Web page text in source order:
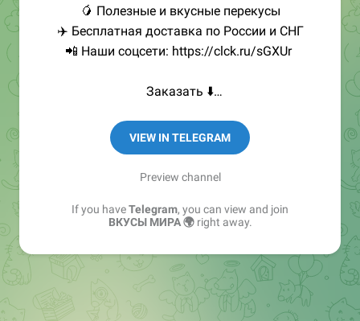
🥭 Полезные и вкусные перекусы
✈️ Бесплатная доставка по России и СНГ
📲 Наши соцсети: https://clck.ru/sGXUr
Заказать ⬇️
https://www.wildberries.ru/brands/vkusy-mira
🛒 Ozon: https://www.ozon.ru/brand/vkusy-mira-
162818532
VIEW IN TELEGRAM
Preview channel
If you haveTelegram, you can view and join
ВКУСЫ МИРА 🌍right away.